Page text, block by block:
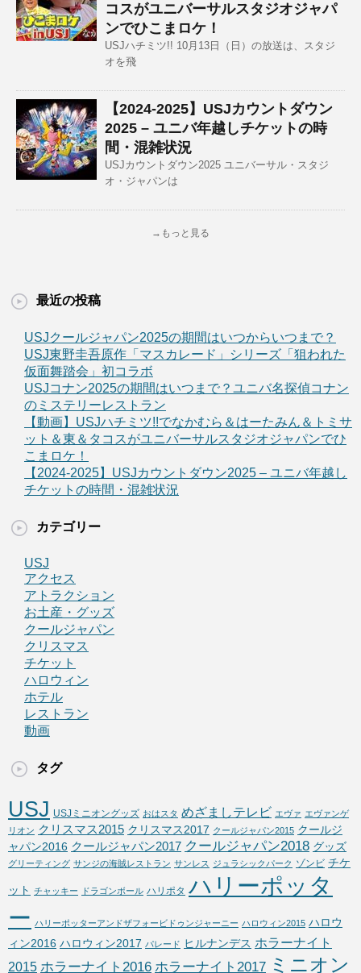
コスがユニバーサルスタジオジャパ
ンでひこまロケ！
USJハチミツ!! 10月13日（日）の放送は、スタジ
オを飛
【2024-2025】USJカウントダウン
2025 – ユニバ年越しチケットの時
間・混雑状況
USJカウントダウン2025 ユニバーサル・スタジ
オ・ジャパンは
→もっと見る
最近の投稿
USJクールジャパン2025の期間はいつからいつまで？
USJ東野圭吾原作「マスカレード」シリーズ「狙われた
仮面舞踏会」初コラボ
USJコナン2025の期間はいつまで？ユニバ名探偵コナン
のミステリーレストラン
【動画】USJハチミツ!!でなかむら＆はーたみん＆トミサ
ット＆東＆タコスがユニバーサルスタジオジャパンでひ
こまロケ！
【2024-2025】USJカウントダウン2025 – ユニバ年越し
チケットの時間・混雑状況
カテゴリー
USJ
アクセス
アトラクション
お土産・グッズ
クールジャパン
クリスマス
チケット
ハロウィン
ホテル
レストラン
動画
タグ
USJ USJミニオングッズ おはスタ めざましテレビ エヴァ エヴァンゲ
リオン クリスマス2015 クリスマス2017 クールジャパン2015 クールジ
ャパン2016 クールジャパン2017 クールジャパン2018 グッズ
グリーティング サンジの海賊レストラン サンレス ジュラシックパーク ゾンビ チケ
ット チャッキー ドラゴンボール ハリポタ ハリーポッタ
ー ハリーポッターアンドザフォービドゥンジャーニー ハロウィン2015 ハロウ
ィン2016 ハロウィン2017 パレード ヒルナンデス ホラーナイト
2015 ホラーナイト2016 ホラーナイト2017 ミニオン